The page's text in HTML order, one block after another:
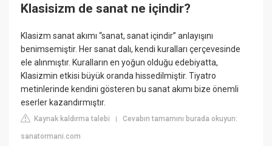
Klasisizm de sanat ne içindir?
Klasizm sanat akımı “sanat, sanat içindir” anlayışını
benimsemiştir. Her sanat dalı, kendi kuralları çerçevesinde
ele alınmıştır. Kuralların en yoğun olduğu edebiyatta,
Klasizmin etkisi büyük oranda hissedilmiştir. Tiyatro
metinlerinde kendini gösteren bu sanat akımı bize önemli
eserler kazandırmıştır.
Kaynak kaldırma talebi |Cevabın tamamını burada okuyun:
sanatormani.com